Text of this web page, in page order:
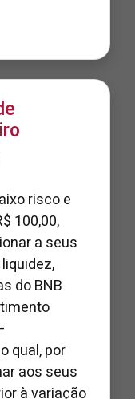
risco e
100,00,
a seus
do BNB
qual, por
aos seus
à variação